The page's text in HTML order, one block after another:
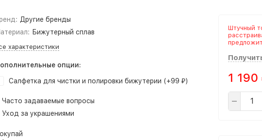
Другие бренды
Бижутерный сплав
характеристики
опции:
Салфетка для чистки и полировки бижутерии (+99 ₽)
задаваемые вопросы
за украшениями
Штучный
1 190